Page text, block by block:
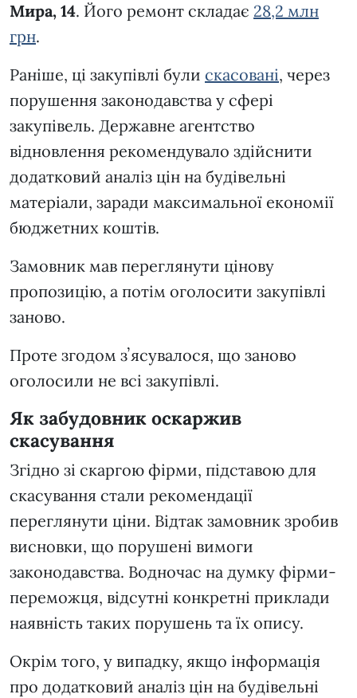
Мира, 14. Його ремонт складає 28,2 млн
грн.
Раніше, ці закупівлі були скасовані, через
порушення законодавства у сфері
закупівель. Державне агентство
відновлення рекомендувало здійснити
додатковий аналіз цін на будівельні
матеріали, заради максимальної економії
бюджетних коштів.
Замовник мав переглянути цінову
пропозицію, а потім оголосити закупівлі
заново.
Проте згодом зʼясувалося, що заново
оголосили не всі закупівлі.
Як забудовник оскаржив
скасування
Згідно зі скаргою фірми, підставою для
скасування стали рекомендації
переглянути ціни. Відтак замовник зробив
висновки, що порушені вимоги
законодавства. Водночас на думку фірми-
переможця, відсутні конкретні приклади
наявність таких порушень та їх опису.
Окрім того, у випадку, якщо інформація
про додатковий аналіз цін на будівельні